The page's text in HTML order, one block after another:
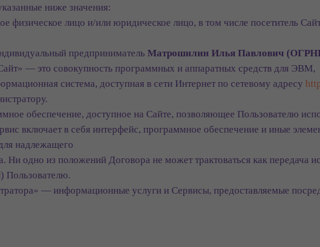
ниже значения:
физическое лицо и/или юридическое лицо, в том числе посетитель
предприниматель Матрошилин Илья Павлович
— это совокупность программных и аппаратных средств для ЭВМ,
система, доступная в сети Интернет по сетевому адресу
обеспечение, доступное на Сайте, позволяющее Пользователю
включает в себя интерфейс, программное обеспечение и иные
надлежащего
Ни одно из положений Договора не может трактоваться как передача
Пользователю.
— информационные услуги и Сервисы, предоставляемые